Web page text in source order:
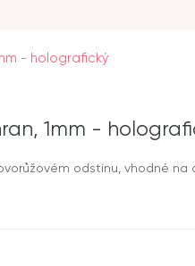
- holografický
1mm -
odstínu, vhodné na